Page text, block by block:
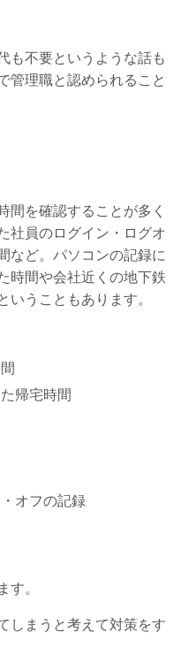
も不要というような話も
管理職と認められること
間を確認することが多く
社員のログイン・ログオ
など。パソコンの記録に
時間や会社近くの地下鉄
いうこともあります。
帰宅時間
オフの記録
す。
しまうと考えて対策をす